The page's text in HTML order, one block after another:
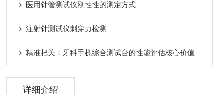
医用针管测试仪刚性性的测定方式
注射针测试仪刺穿力检测
精准把关：牙科手机综合测试台的性能评估核心价值
详细介绍